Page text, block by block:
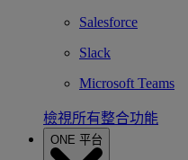
Salesforce
Slack
Microsoft Teams
檢視所有整合功能
ONE 平台